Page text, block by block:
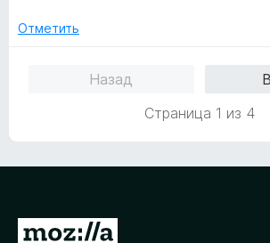
н
Отметить
Назад
Страница 1 из 4
П